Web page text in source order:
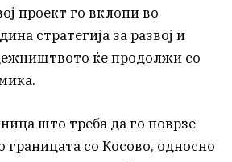
проект го вклопи во
стратегија за развој и
ќе продолжи со
што треба да го поврзе
границата со Косово, односно